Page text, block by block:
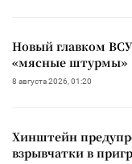
Новый главком
«мясные штурмы»
8 августа 2026, 01:20
Хинштейн
взрывчатки в